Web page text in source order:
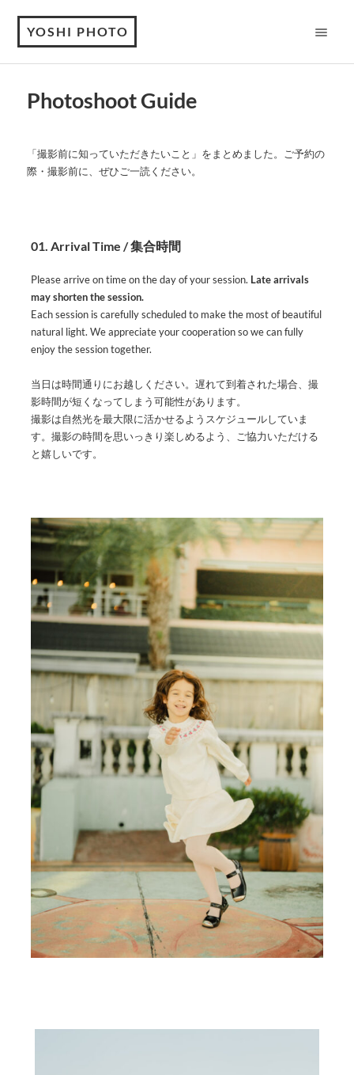
YOSHI PHOTO
Photoshoot Guide
「撮影前に知っていただきたいこと」をまとめました。ご予約の
際・撮影前に、ぜひご一読ください。
01. Arrival Time / 集合時間
Please arrive on time on the day of your session. Late arrivals
may shorten the session.
Each session is carefully scheduled to make the most of beautiful
natural light. We appreciate your cooperation so we can fully
enjoy the session together.
当日は時間通りにお越しください。遅れて到着された場合、撮
影時間が短くなってしまう可能性があります。
撮影は自然光を最大限に活かせるようスケジュールしていま
す。撮影の時間を思いっきり楽しめるよう、ご協力いただける
と嬉しいです。